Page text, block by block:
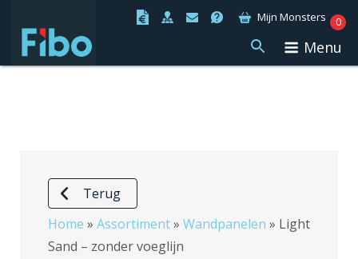
naar
Mijn Monsters 0
Menu
Terug
Home » Assortiment» Wandpanelen » Light
Sand – zonder voeglijn